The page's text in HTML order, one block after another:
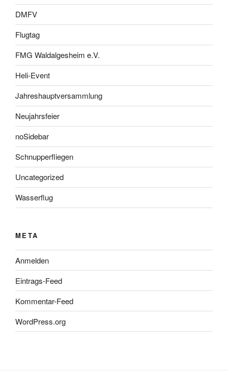
DMFV
Flugtag
FMG Waldalgesheim e.V.
Heli-Event
Jahreshauptversammlung
Neujahrsfeier
noSidebar
Schnupperfliegen
Uncategorized
Wasserflug
META
Anmelden
Eintrags-Feed
Kommentar-Feed
WordPress.org